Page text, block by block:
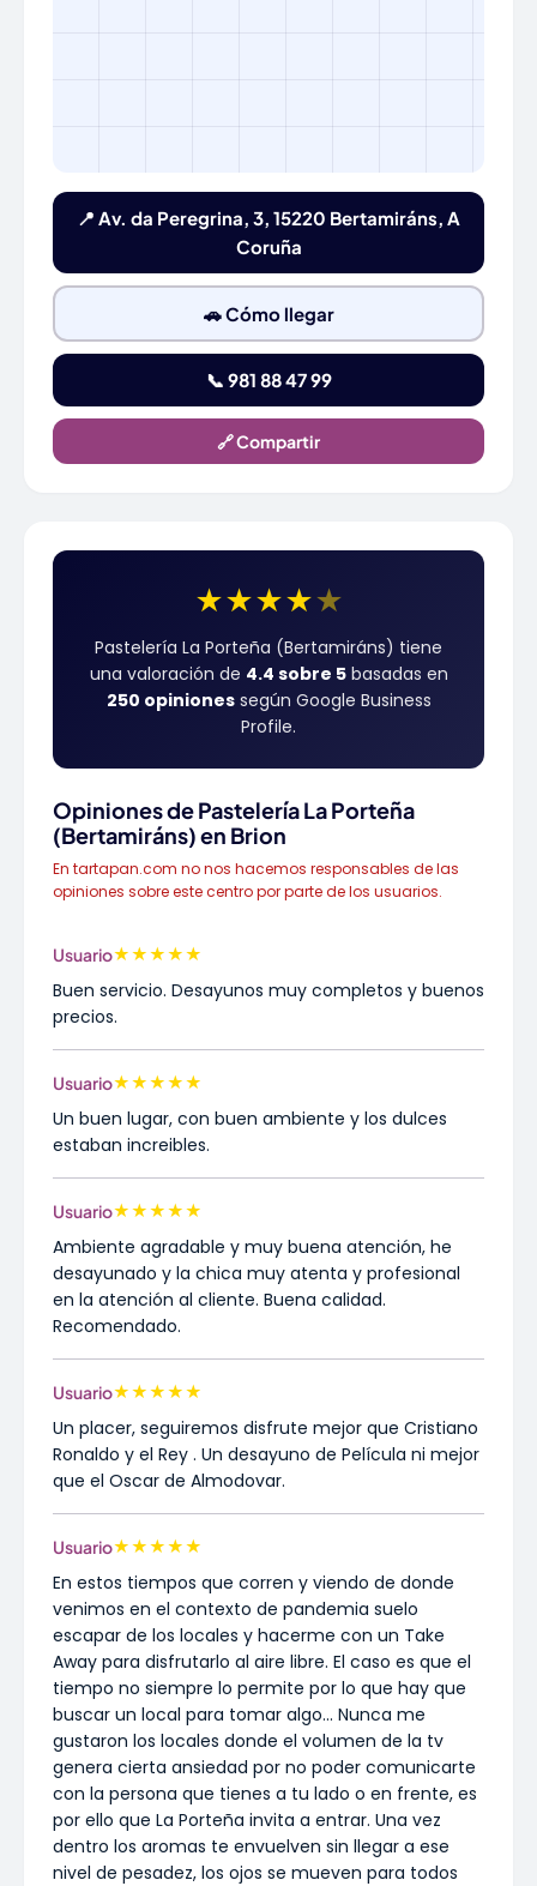
📍 Av. da Peregrina, 3, 15220 Bertamiráns, A
Coruña
🚗 Cómo llegar
📞 981 88 47 99
🔗 Compartir
★★★★★
Pastelería La Porteña (Bertamiráns) tiene
una valoración de 4.4 sobre 5basadas en
250 opinionessegún Google Business
Profile.
Opiniones de Pastelería La Porteña
(Bertamiráns) en Brion
En tartapan.com no nos hacemos responsables de las
opiniones sobre este centro por parte de los usuarios.
Usuario★★★★★
Buen servicio. Desayunos muy completos y buenos
precios.
Usuario★★★★★
Un buen lugar, con buen ambiente y los dulces
estaban increibles.
Usuario★★★★★
Ambiente agradable y muy buena atención, he
desayunado y la chica muy atenta y profesional
en la atención al cliente. Buena calidad.
Recomendado.
Usuario★★★★★
Un placer, seguiremos disfrute mejor que Cristiano
Ronaldo y el Rey . Un desayuno de Película ni mejor
que el Oscar de Almodovar.
Usuario★★★★★
En estos tiempos que corren y viendo de donde
venimos en el contexto de pandemia suelo
escapar de los locales y hacerme con un Take
Away para disfrutarlo al aire libre. El caso es que el
tiempo no siempre lo permite por lo que hay que
buscar un local para tomar algo... Nunca me
gustaron los locales donde el volumen de la tv
genera cierta ansiedad por no poder comunicarte
con la persona que tienes a tu lado o en frente, es
por ello que La Porteña invita a entrar. Una vez
dentro los aromas te envuelven sin llegar a ese
nivel de pesadez, los ojos se mueven para todos